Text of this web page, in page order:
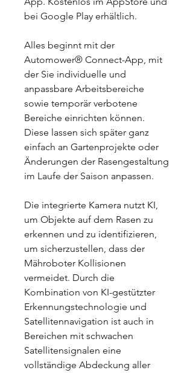
bei Google Play erhältlich.
Alles beginnt mit der
Automower® Connect-App, mit
der Sie individuelle und
anpassbare Arbeitsbereiche
sowie temporär verbotene
Bereiche einrichten können.
Diese lassen sich später ganz
einfach an Gartenprojekte oder
Änderungen der Rasengestaltung
im Laufe der Saison anpassen.
Die integrierte Kamera nutzt KI,
um Objekte auf dem Rasen zu
erkennen und zu identifizieren,
um sicherzustellen, dass der
Mähroboter Kollisionen
vermeidet. Durch die
Kombination von KI-gestützter
Erkennungstechnologie und
Satellitennavigation ist auch in
Bereichen mit schwachen
Satellitensignalen eine
vollständige Abdeckung aller